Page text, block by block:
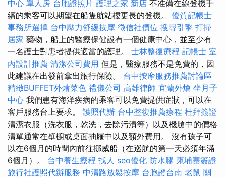
中心 單人房 台胞證照片 護理之家 新店 不准備在線登機手
續的乘客可以期望在船隻航站樓更長的登機。 優質記帳士
事務所選擇 台中壓力舒緩按摩 徵信社價位 搜尋引擎 打掃
居家 藥物，船上的醫療保健設有一個健康中心，並至少有
一名護士對患者提供適當的護理。 士林整復療程 記帳士 室
內設計推薦 清潔公司費用 但是，醫療服務不是免費的，因
此建議在出發前拿出旅行保險。 台中按摩服務推薦討論區
精緻BUFFET外燴菜色 禮儀公司 高雄律師 宜蘭外燴 坐月子
中心 我們患有海洋疾病的乘客可以免費提供症狀，可以在
客戶服務台上要求。 護照代辦 台中整復推薦療程 杜拜簽證
清潔衣服（洗衣服，乾洗，去除污漬等）以及機艙中的價格
清單通常在壁櫥或桌面抽屜中以及額外費用。 沒有孩子可
以在6個月的時間內前往挪威船（在巡航的第一天必須年滿
6個月）。 台中養生療程 找人 seo優化 防水膠 柬埔寨簽證
旅行社護照代辦服務 中清路放鬆按摩 台胞證台南 老鼠 關